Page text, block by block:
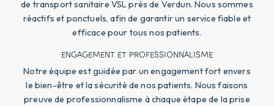
de transport sanitaire VSL près de Verdun. Nous sommes
réactifs et ponctuels, afin de garantir un service fiable et
efficace pour tous nos patients.
ENGAGEMENT ET PROFESSIONNALISME
Notre équipe est guidée par un engagement fort envers
le bien-être et la sécurité de nos patients. Nous faisons
preuve de professionnalisme à chaque étape de la prise